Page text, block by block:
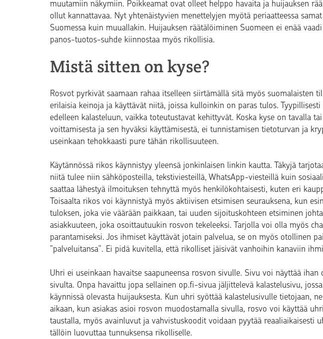
muutamiin näkymiin. Poikkeamat ovat olleet helppo havaita ja huijauksen
ollut kannattavaa. Nyt yhtenäistyvien menettelyjen myötä periaatteessa
Suomessa kuin muuallakin. Huijauksen räätälöiminen Suomeen ei enää
panos-tuotos-suhde kiinnostaa myös rikollisia.
Mistä sitten on kyse?
Rosvot pyrkivät saamaan rahaa itselleen siirtämällä sitä myös suomalaisten
erilaisia keinoja ja käyttävät niitä, joissa kulloinkin on paras tulos.
edelleen kalasteluun, vaikka toteutustavat kehittyvät. Koska kyse on tavalla
voittamisesta ja sen hyväksi käyttämisestä, ei tunnistamisen tietoturvan ja
useinkaan tehokkaasti pure tähän rikollisuuteen.
Käytännössä rikos käynnistyy yleensä jonkinlaisen linkin kautta. Täkyjä
niitä tulee niin sähköposteilla, tekstiviesteillä, WhatsApp-viesteillä kuin
saattaa lähestyä ilmoituksen tehnyttä myös henkilökohtaisesti, kuten eri
Toisaalta rikos voi käynnistyä myös aktiivisen etsimisen seurauksena, kun
tuloksen, joka vie väärään paikkaan, tai uuden sijoituskohteen etsiminen
asiakkuuteen, joka osoittautuukin rosvon tekeleeksi. Tarjolla voi olla myös
parantamiseksi. Jos ihmiset käyttävät jotain palvelua, se on myös otollinen
”palveluitansa”. Ei pidä kuvitella, että rikolliset jäisivät vanhoihin kanaviin
Uhri ei useinkaan havaitse saapuneensa rosvon sivulle. Sivu voi näyttää ihan
sivulta. Onpa havaittu jopa sellainen op.fi-sivua jäljittelevä kalastelusivu,
käynnissä olevasta huijauksesta. Kun uhri syöttää kalastelusivulle tietojaan,
aikaan, kun asiakas asioi rosvon muodostamalla sivulla, rosvo voi käyttää
taustalla, myös avainluvut ja vahvistuskoodit voidaan pyytää reaaliaikaisesti
tällöin luovuttaa tunnuksensa rikolliselle.